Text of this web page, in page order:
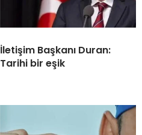
İletişim Başkanı Duran:
Tarihi bir eşik